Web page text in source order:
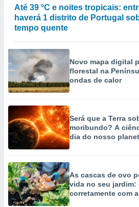
Até 39 ºC e noites tropicais:
haverá 1 distrito de Portugal
tempo quente
Novo mapa digital
florestal na
ondas de calor
Será que a Terra
moribundo? A
dia do nosso
As cascas de ovo
vida no seu jardim:
corretamente com